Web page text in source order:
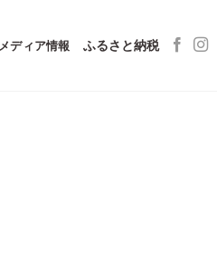
メディア情報 ふるさと納税